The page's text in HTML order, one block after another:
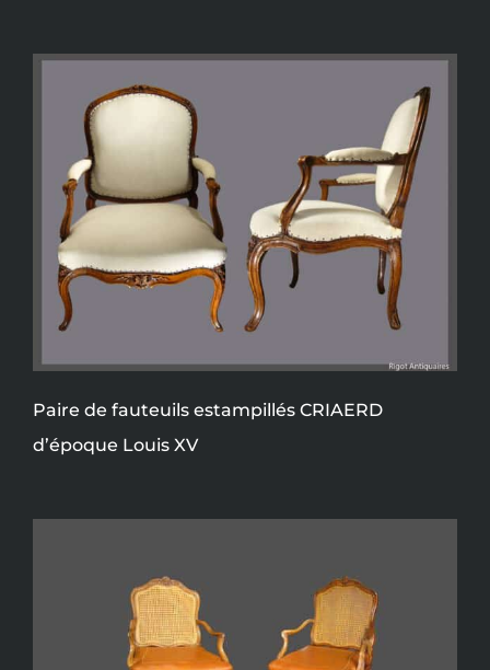
Paire de fauteuils estampillés CRIAERD
d’époque Louis XV